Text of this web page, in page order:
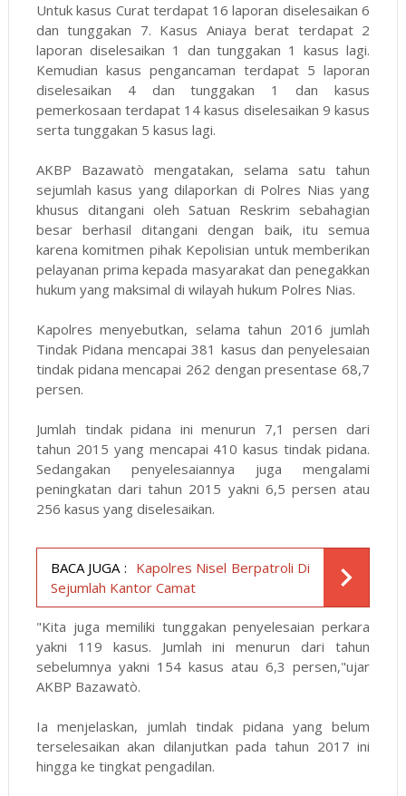
Untuk kasus Curat terdapat 16 laporan diselesaikan 6
dan tunggakan 7. Kasus Aniaya berat terdapat 2
laporan diselesaikan 1 dan tunggakan 1 kasus lagi.
Kemudian kasus pengancaman terdapat 5 laporan
diselesaikan 4 dan tunggakan 1 dan kasus
pemerkosaan terdapat 14 kasus diselesaikan 9 kasus
serta tunggakan 5 kasus lagi.
AKBP Bazawatò mengatakan, selama satu tahun
sejumlah kasus yang dilaporkan di Polres Nias yang
khusus ditangani oleh Satuan Reskrim sebahagian
besar berhasil ditangani dengan baik, itu semua
karena komitmen pihak Kepolisian untuk memberikan
pelayanan prima kepada masyarakat dan penegakkan
hukum yang maksimal di wilayah hukum Polres Nias.
Kapolres menyebutkan, selama tahun 2016 jumlah
Tindak Pidana mencapai 381 kasus dan penyelesaian
tindak pidana mencapai 262 dengan presentase 68,7
persen.
Jumlah tindak pidana ini menurun 7,1 persen dari
tahun 2015 yang mencapai 410 kasus tindak pidana.
Sedangakan penyelesaiannya juga mengalami
peningkatan dari tahun 2015 yakni 6,5 persen atau
256 kasus yang diselesaikan.
BACA JUGA : Kapolres Nisel Berpatroli Di
Sejumlah Kantor Camat
"Kita juga memiliki tunggakan penyelesaian perkara
yakni 119 kasus. Jumlah ini menurun dari tahun
sebelumnya yakni 154 kasus atau 6,3 persen,"ujar
AKBP Bazawatò.
Ia menjelaskan, jumlah tindak pidana yang belum
terselesaikan akan dilanjutkan pada tahun 2017 ini
hingga ke tingkat pengadilan.